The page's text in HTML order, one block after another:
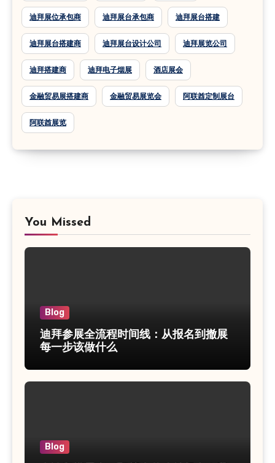
迪拜展位承包商 迪拜展台承包商 迪拜展台搭建
迪拜展台搭建商 迪拜展台设计公司 迪拜展览公司
迪拜搭建商 迪拜电子烟展 酒店展会
金融贸易展搭建商 金融贸易展览会 阿联酋定制展台
阿联酋展览
You Missed
Blog
迪拜参展全流程时间线：从报名到撤展
每一步该做什么
Blog